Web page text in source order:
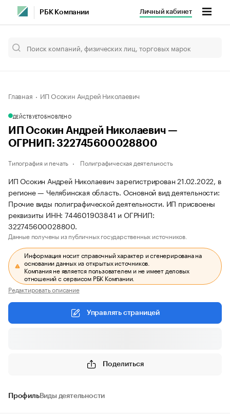
РБК Компании Личный кабинет
Главная ИП Осокин Андрей Николаевич
ДЕЙСТВУЕТОБНОВЛЕНО
ИП Осокин Андрей Николаевич —
ОГРНИП: 322745600028800
Типография и печать Полиграфическая деятельность
ИП Осокин Андрей Николаевич зарегистрирован 21.02.2022, в
регионе — Челябинская область. Основной вид деятельности:
Прочие виды полиграфической деятельности. ИП присвоены
реквизиты ИНН: 744601903841 и ОГРНИП:
322745600028800.
Данные получены из публичных государственных источников.
Информация носит справочный характер и сгенерирована на
основании данных из открытых источников.
Компания не является пользователем и не имеет деловых
отношений с сервисом РБК Компании.
Редактировать описание
Управлять страницей
Поделиться
ПрофильВиды деятельности